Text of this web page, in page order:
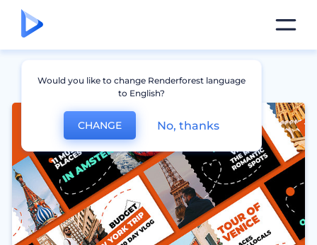
Would you like to change Renderforest language
to English?
CHANGE No, thanks